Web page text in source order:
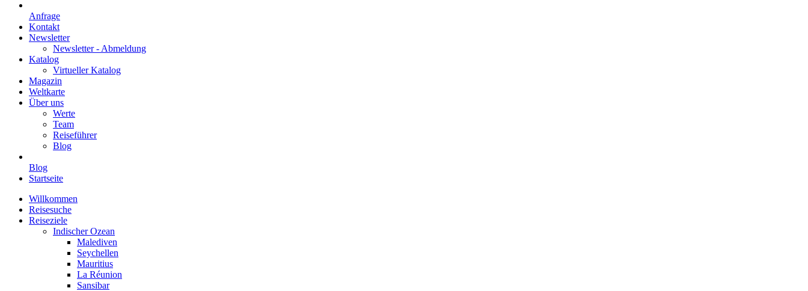
Anfrage
Kontakt
Newsletter
Newsletter - Abmeldung
Katalog
Virtueller Katalog
Magazin
Weltkarte
Über uns
Werte
Team
Reiseführer
Blog
Blog
Startseite
Willkommen
Reisesuche
Reiseziele
Indischer Ozean
Malediven
Seychellen
Mauritius
La Réunion
Sansibar